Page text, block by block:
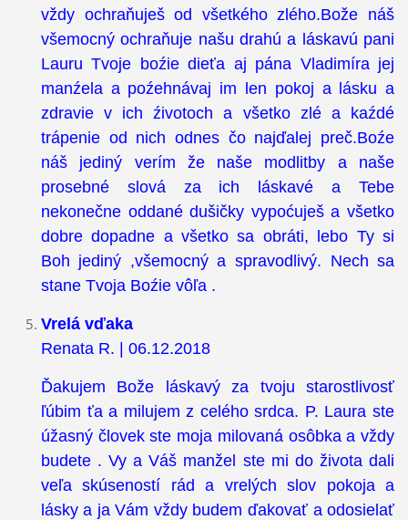
vždy ochraňuješ od všetkého zlého.Bože náš
všemocný ochraňuje našu drahú a láskavú pani
Lauru Tvoje boźie dieťa aj pána Vladimíra jej
manźela a poźehnávaj im len pokoj a lásku a
zdravie v ich źivotoch a všetko zlé a kaźdé
trápenie od nich odnes čo najďalej preč.Boźe
náš jediný verím že naše modlitby a naše
prosebné slová za ich láskavé a Tebe
nekonečne oddané dušičky vypoćuješ a všetko
dobre dopadne a všetko sa obráti, lebo Ty si
Boh jediný ,všemocný a spravodlivý. Nech sa
stane Tvoja Boźie vôľa .
Vrelá vďaka
Renata R. | 06.12.2018
Ďakujem Bože láskavý za tvoju starostlivosť
ľúbim ťa a milujem z celého srdca. P. Laura ste
úžasný človek ste moja milovaná osôbka a vždy
budete . Vy a Váš manžel ste mi do života dali
veľa skúseností rád a vrelých slov pokoja a
lásky a ja Vám vždy budem ďakovať a odosielať